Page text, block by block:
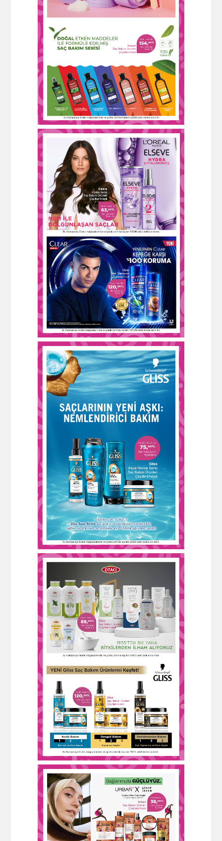
İndirimleri kaçırmayın!
Android uygulamamız ile en
güncel indirimlerden ilk sizin
haberiniz olsun.